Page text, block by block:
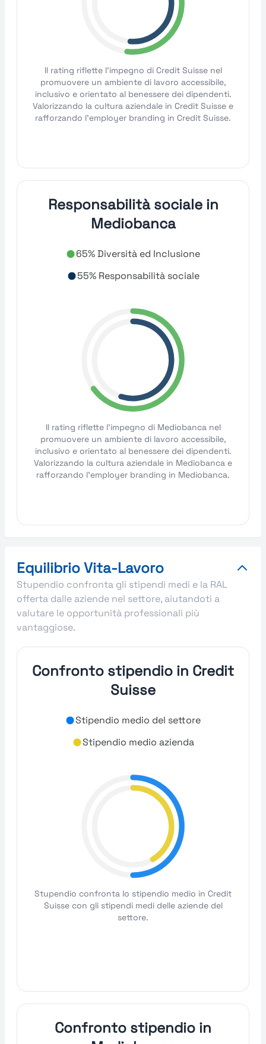
Il rating riflette l'impegno di Credit Suisse nel
promuovere un ambiente di lavoro accessibile,
inclusivo e orientato al benessere dei dipendenti.
Valorizzando la cultura aziendale in Credit Suisse e
rafforzando l'employer branding in Credit Suisse.
Responsabilità sociale in
Mediobanca
65% Diversità ed Inclusione
55% Responsabilità sociale
Il rating riflette l'impegno di Mediobanca nel
promuovere un ambiente di lavoro accessibile,
inclusivo e orientato al benessere dei dipendenti.
Valorizzando la cultura aziendale in Mediobanca e
rafforzando l'employer branding in Mediobanca.
Equilibrio Vita-Lavoro
Stupendio confronta gli stipendi medi e la RAL
offerta dalle aziende nel settore, aiutandoti a
valutare le opportunità professionali più
vantaggiose.
Confronto stipendio in Credit
Suisse
Stipendio medio del settore
Stipendio medio azienda
Stupendio confronta lo stipendio medio in Credit
Suisse con gli stipendi medi delle aziende del
settore.
Confronto stipendio in